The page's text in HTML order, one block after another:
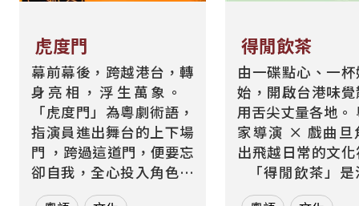
虎度門
幕前幕後，跨越港台，轉
身亮相，浮生萬象。
「虎度門」為粵劇術語，
指演員進出舞台的上下場
門 ，跨過這道門，便要忘
卻自我，全心投入角色。
而在現實生活中，每個人
得閒飲茶
由一碟點心、一
始，開啟台港味
用舌尖丈量各地。 粵菜世
家導演 × 戲曲旦
出飛越日常的文
交中最溫暖的問